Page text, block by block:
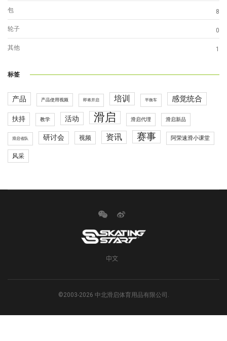
包 8
轮子 0
其他 1
标签
产品 产品使用视频 即将开启 培训 平衡车 感觉统合
扶持 教学 活动 滑启 滑启代理 滑启新品
滑启省队 研讨会 视频 资讯 赛事 阿荣速滑小课堂
风采
中文
©2003-2026 中北滑启体育用品有限公司.